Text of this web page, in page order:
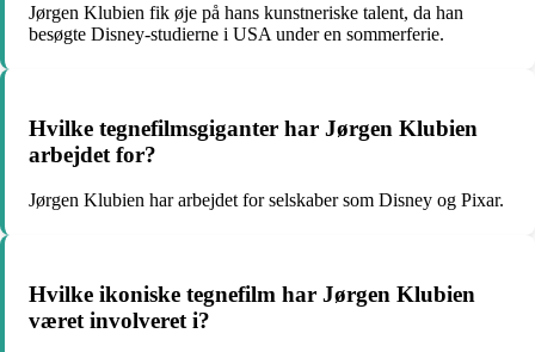
Jørgen Klubien fik øje på hans kunstneriske talent, da han
besøgte Disney-studierne i USA under en sommerferie.
Hvilke tegnefilmsgiganter har Jørgen Klubien
arbejdet for?
Jørgen Klubien har arbejdet for selskaber som Disney og Pixar.
Hvilke ikoniske tegnefilm har Jørgen Klubien
været involveret i?